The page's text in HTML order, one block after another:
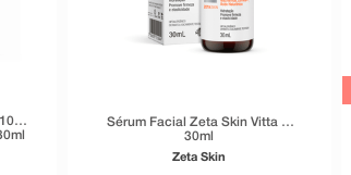
Sérum Facial Zeta Skin Vitta C
30ml
Zeta Skin